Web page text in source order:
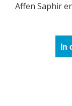
Affen Saphir
In